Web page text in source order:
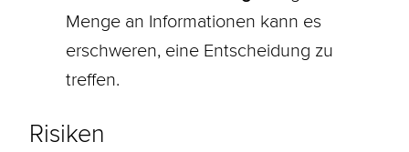
Menge an Informationen kann es
erschweren, eine Entscheidung zu
treffen.
Risiken